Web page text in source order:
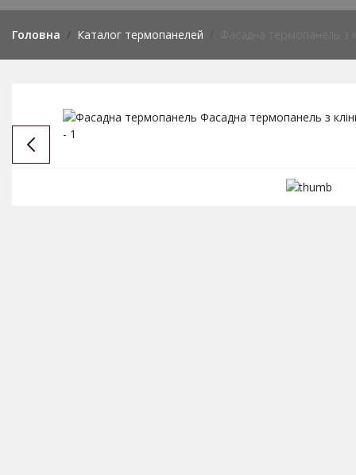
Головна Каталог термопанелей Фасадна термопанель з